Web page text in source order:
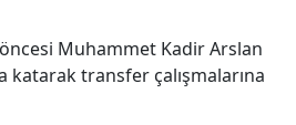
Muhammet Kadir Arslan
katarak transfer çalışmalarına